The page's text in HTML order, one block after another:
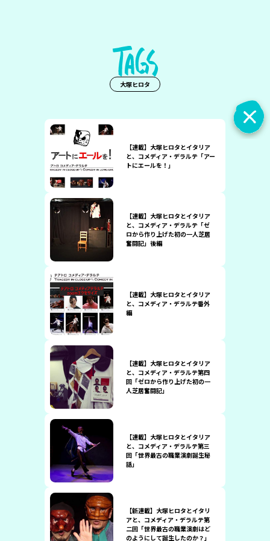
大塚ヒロタ
【連載】大塚ヒロタとイタリア
と、コメディア・デラルテ「アー
トにエールを！」
【連載】大塚ヒロタとイタリア
と、コメディア・デラルテ「ゼ
ロから作り上げた初の一人芝居
奮闘記」後編
【連載】大塚ヒロタとイタリア
と、コメディア・デラルテ番外
編
【連載】大塚ヒロタとイタリア
と、コメディア・デラルテ第四
回「ゼロから作り上げた初の一
人芝居奮闘記」
【連載】大塚ヒロタとイタリア
と、コメディア・デラルテ第三
回「世界最古の職業演劇誕生秘
話」
【新連載】大塚ヒロタとイタリ
アと、コメディア・デラルテ第
二回「世界最古の職業演劇はど
のようにして誕生したのか？」